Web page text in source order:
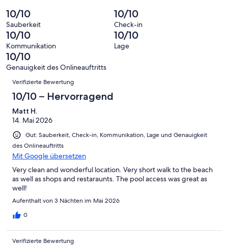
von
10
-
Hervorragend
Bewertung
von
8
-
Gut
haben
eine
Bewertung
von
6
-
Okay
Gästebewertungen
haben
eine
Bewertung
von
4
insgesamt
156
Gästebewertungen
haben
eine
Bewertung
10/10
Sauberkeit
10/10
Check-in
10/10
Kommunikation
10/10
Lage
10/10
Genauigkeit des Onlineauftritts
Bewertungen
Verifizierte Bewertung
10/10 – Hervorragend
Matt H.
14. Mai 2026
Gut: Sauberkeit, Check-in, Kommunikation, Lage und Genauigkeit
des Onlineauftritts
Mit Google übersetzen
Very clean and wonderful location. Very short walk to the beach
as well as shops and restaraunts. The pool access was great as
well!
Aufenthalt von 3 Nächten im Mai 2026
0
Verifizierte Bewertung